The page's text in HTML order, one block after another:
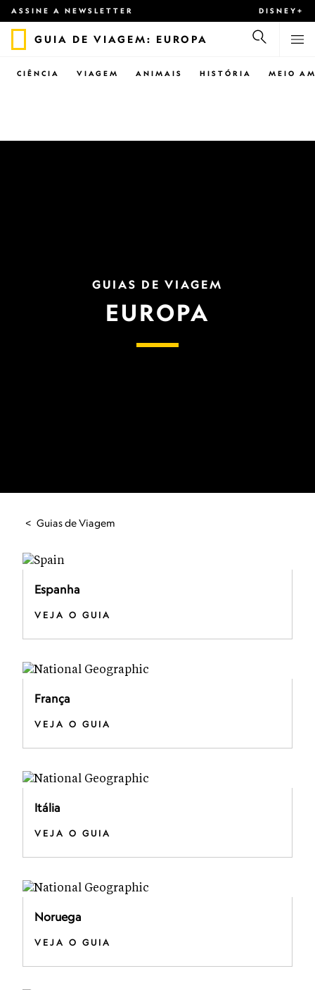
ASSINE A NEWSLETTER DISNEY+
GUIA DE VIAGEM: EUROPA
CIÊNCIA VIAGEM ANIMAIS HISTÓRIA MEIO
GUIAS DE VIAGEM
EUROPA
Guias de Viagem
Espanha
VEJA O GUIA
França
VEJA O GUIA
Itália
VEJA O GUIA
Noruega
VEJA O GUIA